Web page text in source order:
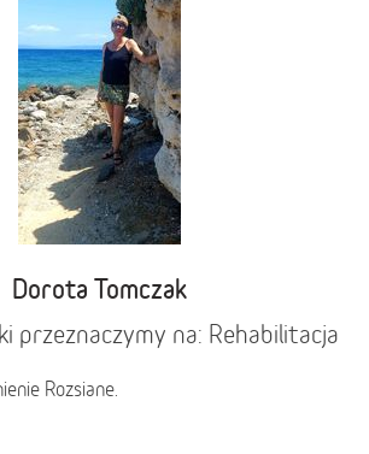
Dorota Tomczak
przeznaczymy na: Rehabilitacja
Rozsiane.